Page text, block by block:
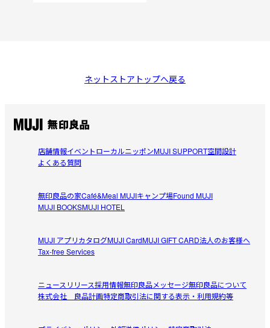
ネットストアトップへ戻る
店舗情報イベントローカルニッポンMUJI SUPPORT空間設計
よくある質問
無印良品の家Café&Meal MUJIキャンプ場Found MUJI
MUJI BOOKSMUJI HOTEL
MUJI アプリカタログMUJI CardMUJI GIFT CARD法人のお客様へ
Tax-free Services
ニュースリリース採用情報無印良品メッセージ無印良品について
株式会社 良品計画特定商取引法に関する表示・利用規約等